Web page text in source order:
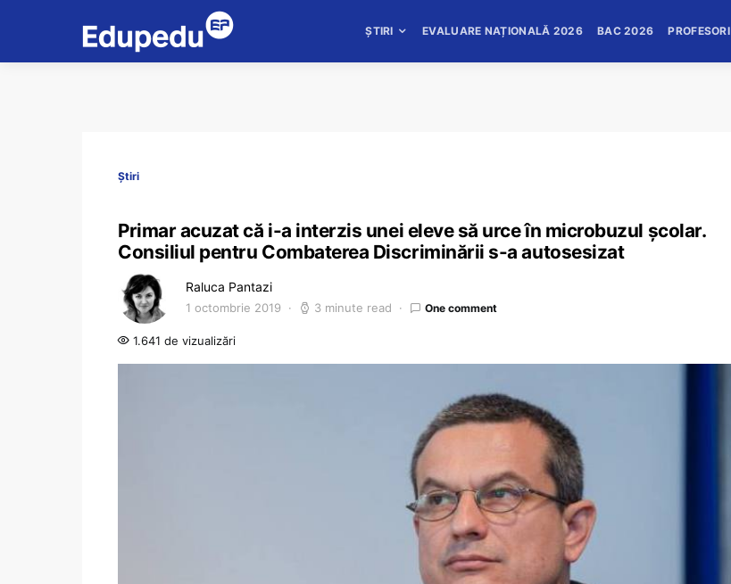
ȘTIRI EVALUARE NAȚIONALĂ 2026 BAC 2026 PROFESORI
Știri
Primar acuzat că i-a interzis unei eleve să urce în microbuzul școlar.
Consiliul pentru Combaterea Discriminării s-a autosesizat
Raluca Pantazi
1 octombrie 2019 3 minute read One comment
1.641 de vizualizări